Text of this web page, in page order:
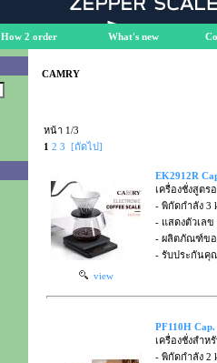
How 2 order What's new
CAMRY
หน้า 1/3
1 2 3 [ถัดไป]
view
EK2912R
เครื่องชั่งสูตร
- พิกัดกำลัง 3
- แสดงตัวเล
- ผลิตภัณฑ์ขอ
- รับประกันคุ
PF110H
เครื่องชั่งสำห
- พิกัดกำลัง 2